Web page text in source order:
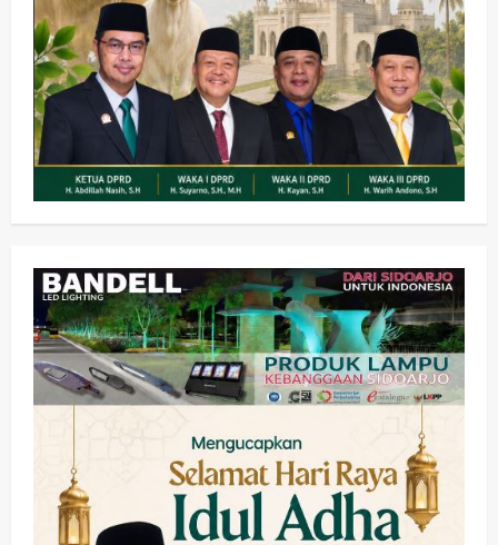
2
Olahraga
Adu Taktik di Atas Rumput Sintetis:
PWI dan Sapma PP Sidoarjo
Memanaskan Mesin Menuju Piala
Soccer
3
HOT NEWS: Ribuan Warga Wage
Tumplek Blek di Bazar Rakyat Jalan
Jambu, Borong Kuliner UMKM Sambil
Nonton Jaranan!
wartanusa 4 Agustus 2026
Keagamaan Pemerintahan
Pemkab Sidoarjo & Muhammadiyah
Sinergi Permudah Perizinan, Wakaf,
hingga Hibah
wartanusa 4 Agustus 2026
Keagamaan Pemerintahan